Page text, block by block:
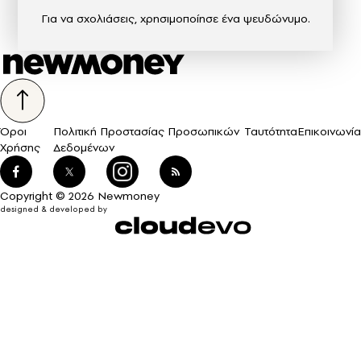
Για να σχολιάσεις, χρησιμοποίησε ένα ψευδώνυμο.
Όροι
Χρήσης
Πολιτική Προστασίας Προσωπικών
Δεδομένων
ΤαυτότηταΕπικοινωνία
Copyright © 2026 Newmoney
designed & developed by